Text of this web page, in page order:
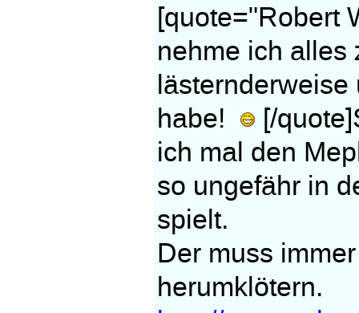
[quote="Robert
nehme ich alles
habe!
[/
ich mal den
so ungefähr in
spielt.
Der muss
herumklötern.